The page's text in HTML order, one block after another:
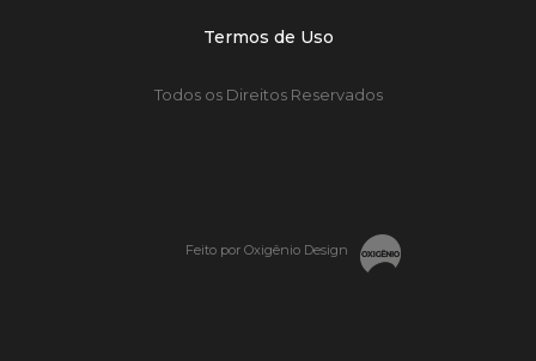
Termos de Uso
Todos os Direitos Reservados
Feito por Oxigênio Design